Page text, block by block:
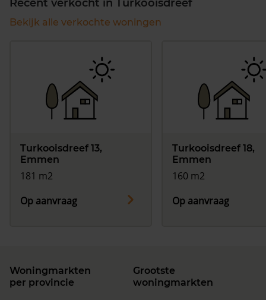
Recent verkocht in Turkooisdreef
Bekijk alle verkochte woningen
Turkooisdreef 13,
Emmen
181 m2
Op aanvraag
Turkooisdreef 18,
Emmen
160 m2
Op aanvraag
Woningmarkten
per provincie
Grootste
woningmarkten